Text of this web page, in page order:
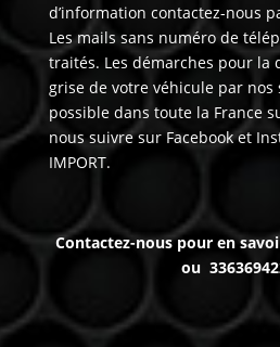
d’information contactez-nous
Les mails sans numéro de
traités. Les démarches pour la
grise de votre véhicule par nos
possible dans toute la France
nous suivre sur Facebook et
IMPORT.
Contactez-nous pour en
ou